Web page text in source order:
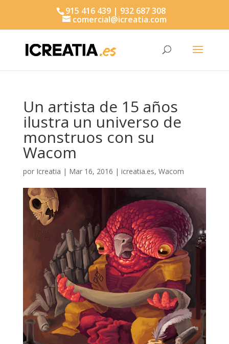
915 416 439 | 932 687 308
comercial@icreatia.com
Un artista de 15 años
ilustra un universo de
monstruos con su
Wacom
por Icreatia | Mar 16, 2016 | icreatia.es, Wacom